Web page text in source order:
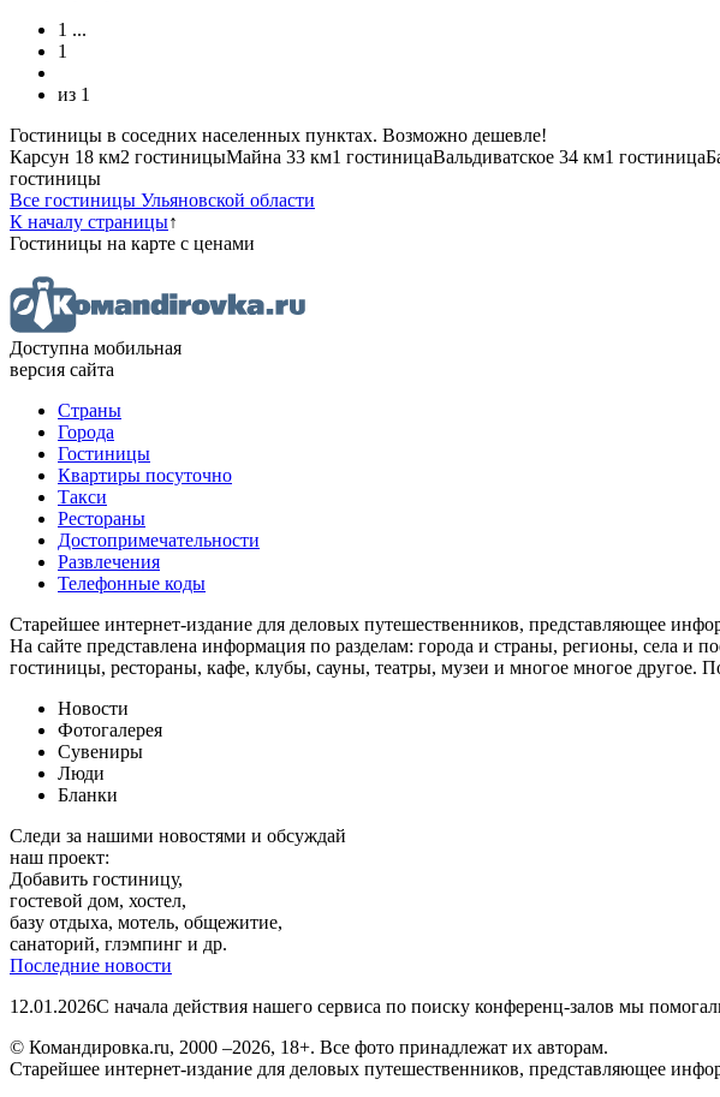
1 ...
1
из 1
Гостиницы в соседних населенных пунктах. Возможно дешевле!
Карсун 18 км2 гостиницыМайна 33 км1 гостиницаВальдиватское 34 км1 гостиница
гостиницы
Все гостиницы Ульяновской области
К началу страницы↑
Гостиницы на карте с ценами
Доступна мобильная
версия сайта
Страны
Города
Гостиницы
Квартиры посуточно
Такси
Рестораны
Достопримечательности
Развлечения
Телефонные коды
Старейшее интернет-издание для деловых путешественников, представляющее
На сайте представлена информация по разделам: города и страны, регионы, села и
гостиницы, рестораны, кафе, клубы, сауны, театры, музеи и многое многое другое.
Новости
Фотогалерея
Сувениры
Люди
Бланки
Следи за нашими новостями и обсуждай
наш проект:
Добавить гостиницу,
гостевой дом, хостел,
базу отдыха, мотель, общежитие,
санаторий, глэмпинг и др.
Последние новости
12.01.2026С начала действия нашего сервиса по поиску конференц-залов мы
© Командировка.ru, 2000 –2026, 18+. Все фото принадлежат их авторам.
Старейшее интернет-издание для деловых путешественников, представляющее